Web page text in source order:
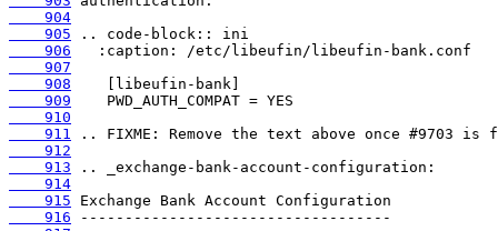
    904
    905
    906
    907
    908
    909
    910
    911
    912
    913
    914
    915
    916